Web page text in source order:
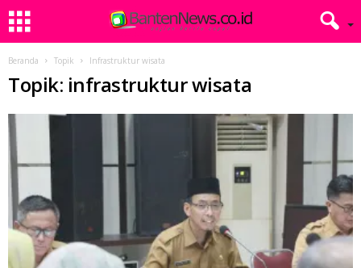
Beranda Topik Infrastruktur wisata
Topik: infrastruktur wisata